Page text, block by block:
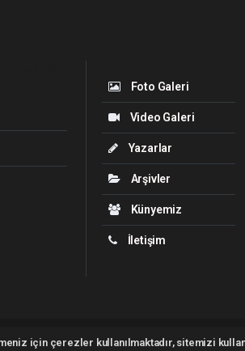
için çerezler kullanılmaktadır, sitemizi
Foto Galeri
Video Galeri
Yazarlar
Arşivler
Künyemiz
İletişim
Copyright 2026 ©haber yazılımıhaber